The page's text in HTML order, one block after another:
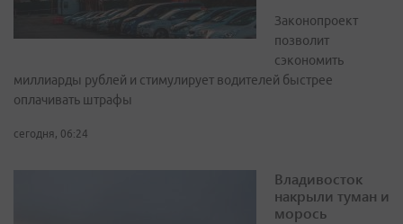
Законопроект
позволит
сэкономить
миллиарды рублей и стимулирует водителей быстрее
оплачивать штрафы
сегодня, 06:24
Владивосток
накрыли туман и
морось